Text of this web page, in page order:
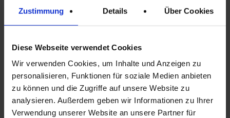
Zustimmung Details Über Cookies
Diese Webseite verwendet Cookies
Wir verwenden Cookies, um Inhalte und Anzeigen zu
personalisieren, Funktionen für soziale Medien anbieten
zu können und die Zugriffe auf unsere Website zu
analysieren. Außerdem geben wir Informationen zu Ihrer
Verwendung unserer Website an unsere Partner für
fremde Informationen zu überwachen oder
nach Umständen zu forschen, die auf eine
Verpflichtungen zur Entfernung oder
Sperrung der Nutzung von Informationen
nach den allgemeinen Gesetzen bleiben
hiervon unberührt. Eine diesbezügliche